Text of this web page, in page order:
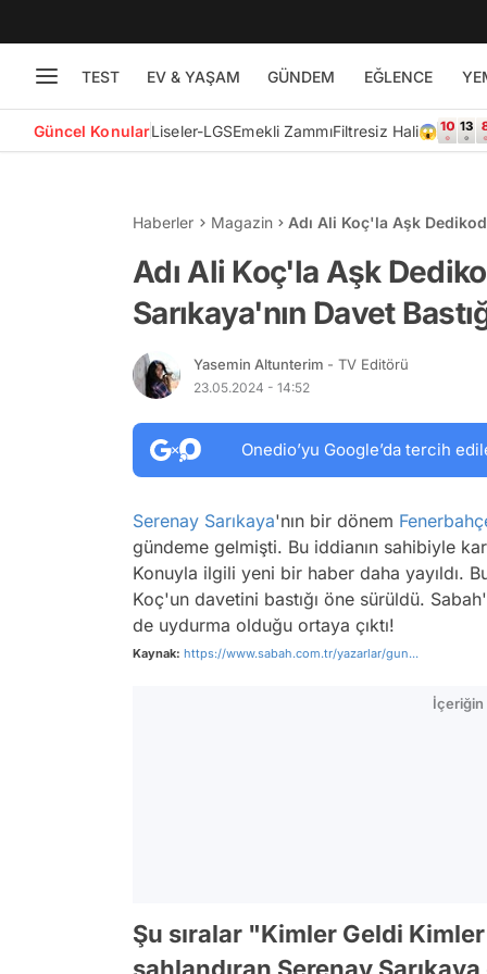
TEST EV & YAŞAM GÜNDEM EĞLENCE
Güncel KonularLiseler-LGSEmekli ZammıFiltresiz Hali😱
Haberler Magazin
Adı Ali Koç'la Aşk
Adı Ali Koç'la Aşk
Sarıkaya'nın Davet
Yasemin Altunterim - TV Editörü
23.05.2024 - 14:52
Onedio’yu Google’da tercih
Serenay Sarıkaya'nın bir dönem
gündeme gelmişti. Bu iddianın sahibiyle
Konuyla ilgili yeni bir haber daha yayıldı.
Koç'un davetini bastığı öne sürüldü.
de uydurma olduğu ortaya çıktı!
Kaynak: https://www.sabah.com.tr/yazarlar/gun...
İçeriğin
Şu sıralar "Kimler Geldi